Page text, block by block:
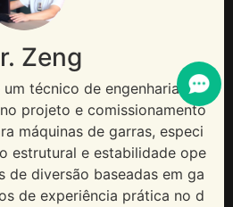
Zeng
um técnico de engenharia co
projeto e comissionamento
máquinas de garras, especi
estrutural e estabilidade ope
de diversão baseadas em ga
de experiência prática no d